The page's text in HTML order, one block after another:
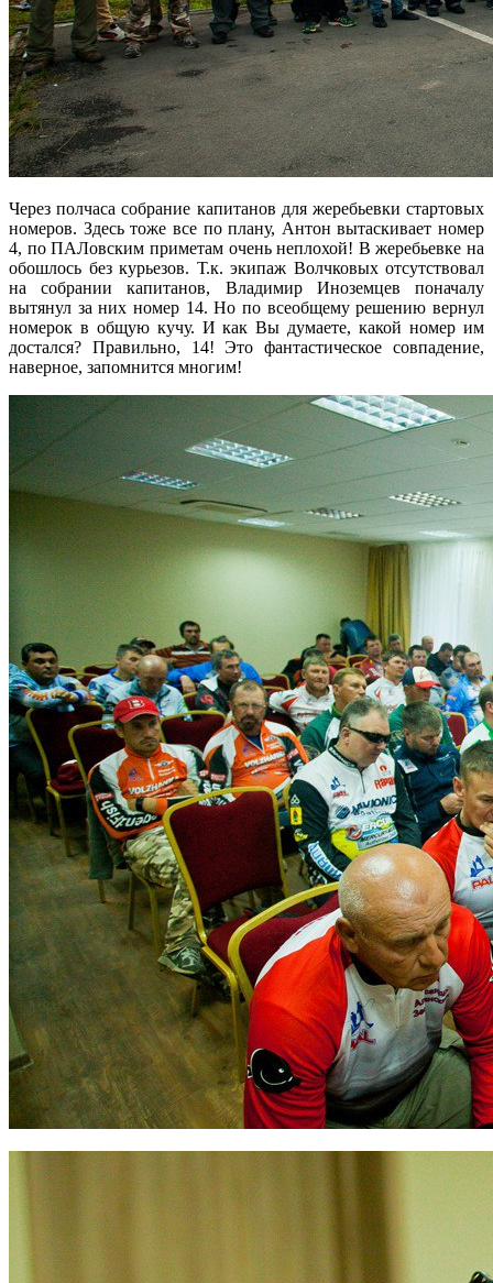
Через полчаса собрание капитанов для жеребьевки стартовых
номеров. Здесь тоже все по плану, Антон вытаскивает номер
4, по ПАЛовским приметам очень неплохой! В жеребьевке на
обошлось без курьезов. Т.к. экипаж Волчковых отсутствовал
на собрании капитанов, Владимир Иноземцев поначалу
вытянул за них номер 14. Но по всеобщему решению вернул
номерок в общую кучу. И как Вы думаете, какой номер им
достался? Правильно, 14! Это фантастическое совпадение,
наверное, запомнится многим!